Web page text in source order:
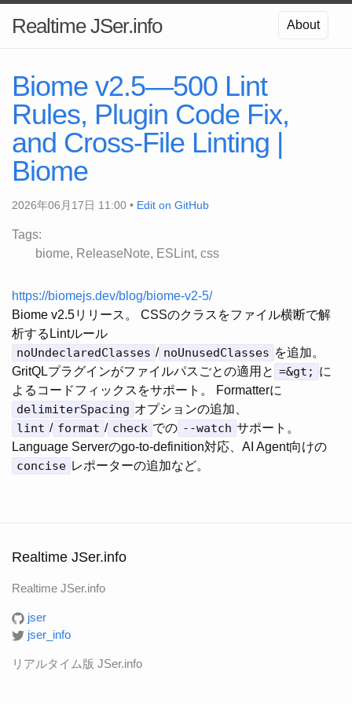
Realtime JSer.info About
Biome v2.5—500 Lint
Rules, Plugin Code Fix,
and Cross-File Linting |
Biome
2026年06月17日 11:00 • Edit on GitHub
Tags:
biome
ReleaseNote ESLint css
https://biomejs.dev/blog/biome-v2-5/
Biome v2.5リリース。 CSSのクラスをファイル横断で解
析するLintルール
noUndeclaredClasses / noUnusedClasses を追加。
GritQLプラグインがファイルパスごとの適用と =&gt; に
よるコードフィックスをサポート。 Formatterに
delimiterSpacing オプションの追加、
lint / format / check での --watch サポート。
Language Serverのgo-to-definition対応、AI Agent向けの
concise レポーターの追加など。
Realtime JSer.info
Realtime JSer.info
jser
jser_info
リアルタイム版 JSer.info